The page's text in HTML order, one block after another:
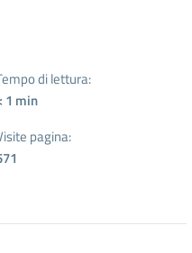
di lettura:
1 min
pagina: